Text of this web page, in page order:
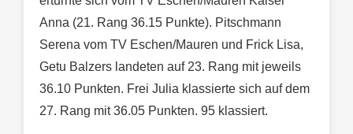
Anna (21. Rang 36.15 Punkte). Pitschmann
Serena vom TV Eschen/Mauren und Frick Lisa,
Getu Balzers landeten auf 23. Rang mit jeweils
36.10 Punkten. Frei Julia klassierte sich auf dem
27. Rang mit 36.05 Punkten. 95 klassiert.